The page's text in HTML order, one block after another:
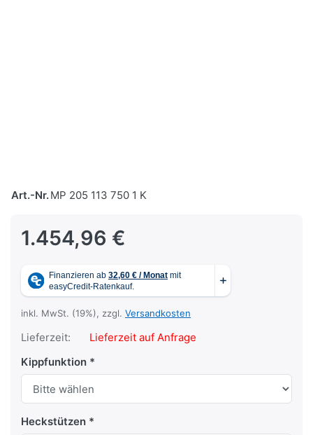
Art.-Nr.MP 205 113 750 1 K
1.454,96 €
inkl. MwSt. (19%), zzgl. Versandkosten
Lieferzeit:
Lieferzeit auf Anfrage
Kippfunktion
Heckstützen